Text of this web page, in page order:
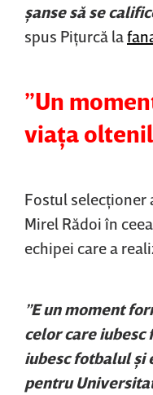
şanse să se
spus Piţurcă la
”Un
viaţa
Fostul selecţioner
Mirel Rădoi în
echipei care a
”E un moment
celor care
iubesc fotbalul şi
pentru